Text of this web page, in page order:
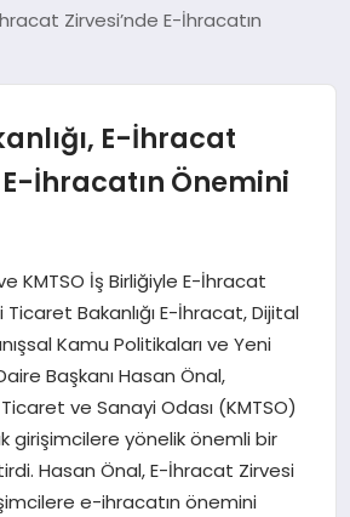
Zirvesi’nde E-İhracatın
E-İhracat
E-İhracatın Önemini
KMTSO İş Birliğiyle E-İhracat
Bakanlığı E-İhracat, Dijital
Kamu Politikaları ve Yeni
Başkanı Hasan Önal,
ve Sanayi Odası (KMTSO)
girişimcilere yönelik önemli bir
Hasan Önal, E-İhracat Zirvesi
e-ihracatın önemini